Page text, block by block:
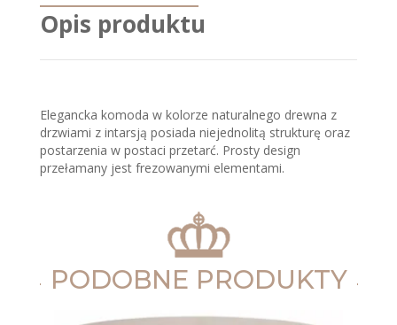
Opis produktu
Elegancka komoda w kolorze naturalnego drewna z
drzwiami z intarsją posiada niejednolitą strukturę oraz
postarzenia w postaci przetarć. Prosty design
przełamany jest frezowanymi elementami.
PODOBNE PRODUKTY